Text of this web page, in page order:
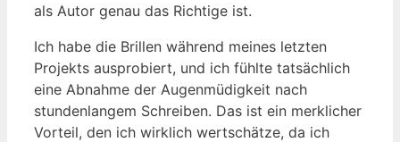
als Autor genau das Richtige ist.
Ich habe die Brillen während meines letzten
Projekts ausprobiert, und ich fühlte tatsächlich
eine Abnahme der Augenmüdigkeit nach
stundenlangem Schreiben. Das ist ein merklicher
Vorteil, den ich wirklich wertschätze, da ich